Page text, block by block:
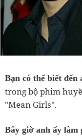
Bạn có thể biết đến
trong bộ phim
"Mean Girls".
Bây giờ anh ấy làm